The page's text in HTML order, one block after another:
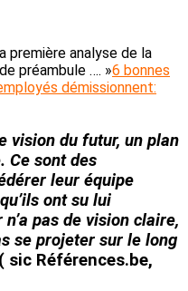
première analyse de la
préambule …. »6 bonnes
démissionnent:
vision du futur, un plan
Ce sont des
leur équipe
qu’ils ont su lui
pas de vision claire,
se projeter sur le long
sic Références.be,